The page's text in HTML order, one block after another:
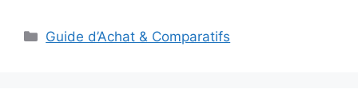
Categories
Guide d’Achat & Comparatifs